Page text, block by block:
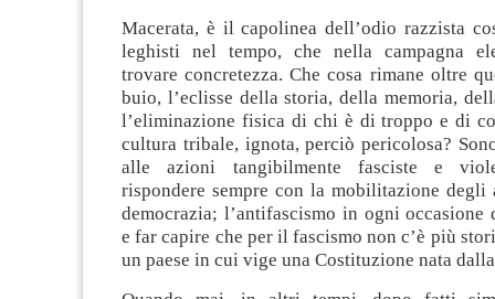
Macerata, è il capolinea dell’odio razzista
leghisti nel tempo, che nella campagna
trovare concretezza.Che cosa rimane oltre
buio, l’eclisse della storia, della memoria,
l’eliminazione fisica di chi è di troppo e di
cultura tribale, ignota, perciò pericolosa?
alle azioni tangibilmente fasciste e
rispondere sempre con la mobilitazione degli
democrazia; l’antifascismo in ogni occasione
e far capire che per il fascismo non c’è più
un paese in cui vige una Costituzione nata